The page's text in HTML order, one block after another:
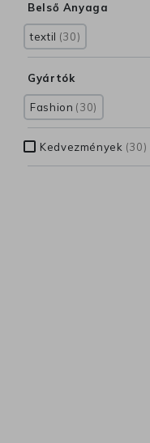
Belső Anyaga
textil 30
Gyártók
Fashion 30
Kedvezmények 30